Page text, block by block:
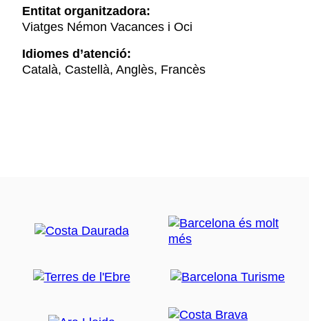
Entitat organitzadora:
Viatges Némon Vacances i Oci
Idiomes d’atenció:
Català, Castellà, Anglès, Francès